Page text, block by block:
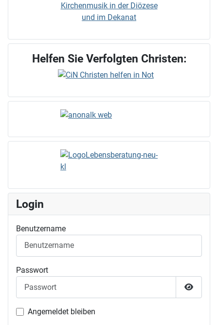
Kirchenmusik in der Diözese
und im Dekanat
Helfen Sie Verfolgten Christen:
Login
Benutzername
Passwort
Angemeldet bleiben